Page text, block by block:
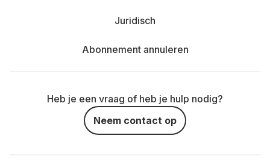
Juridisch
Abonnement annuleren
Heb je een vraag of heb je hulp nodig?
Neem contact op